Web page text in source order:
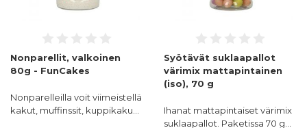
Nonparellit, valkoinen
80g - FunCakes
Nonparelleilla voit viimeistellä
kakut, muffinssit, kuppikaku…
Syötävät suklaapallot
värimix mattapintainen
(iso), 70 g
Ihanat mattapintaiset värimix
suklaapallot. Paketissa 70 g…